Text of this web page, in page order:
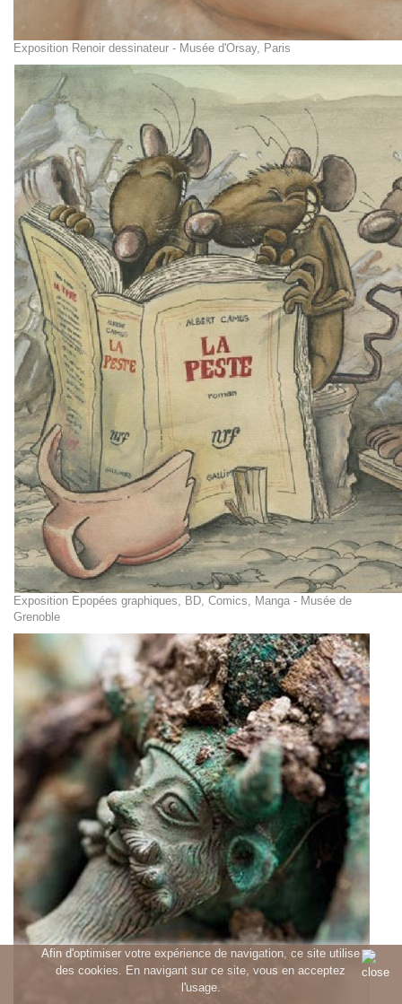
Afin d'optimiser votre expérience de navigation, ce site utilise
des cookies. En navigant sur ce site, vous en acceptez
l'usage.
Exposition Renoir dessinateur - Musée d'Orsay, Paris
Exposition Epopées graphiques, BD, Comics, Manga - Musée de
Grenoble